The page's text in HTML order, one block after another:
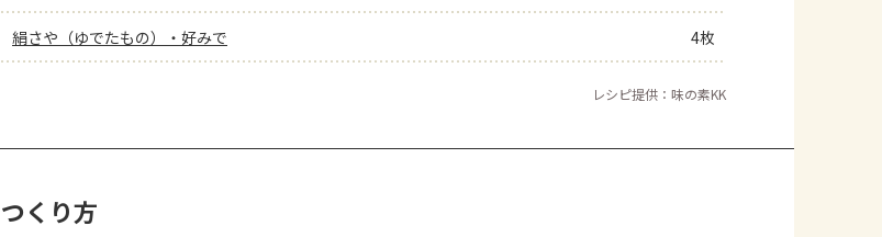
もっと見る
絹さや（ゆでたもの）・好みで 4枚
レシピ提供：味の素KK
つくり方